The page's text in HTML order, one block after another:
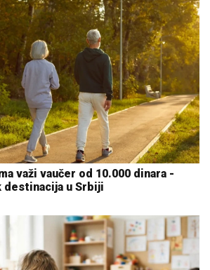
važi vaučer od 10.000 dinara -
destinacija u Srbiji